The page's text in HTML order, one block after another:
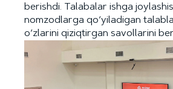
berishdi. Talabalar ishga
nomzodlarga qo‘yiladigan
o‘zlarini qiziqtirgan savollarini